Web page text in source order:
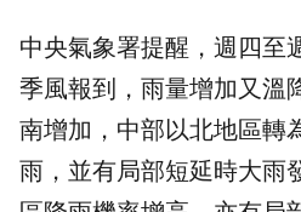
中央氣象署提醒，週四至
季風報到，雨量增加又溫
南增加，中部以北地區轉
雨，並有局部短延時大雨